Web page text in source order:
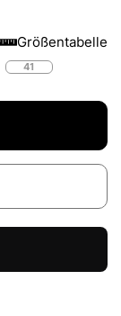
Größentabelle
41